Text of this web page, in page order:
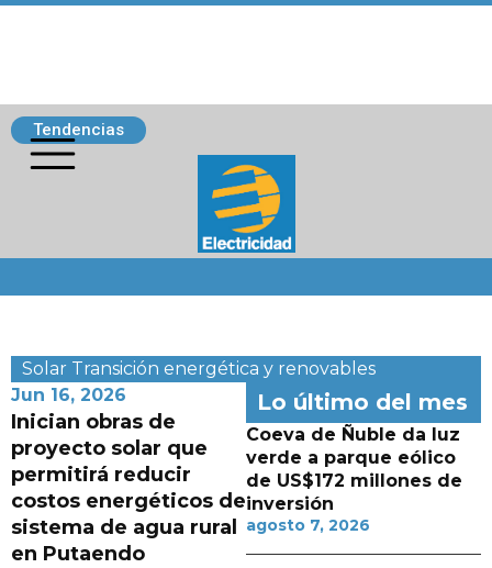
Tendencias
Solar Transición energética y renovables
Jun 16, 2026
Inician obras de
proyecto solar que
permitirá reducir
costos energéticos de
sistema de agua rural
en Putaendo
Lo último del mes
Coeva de Ñuble da luz
verde a parque eólico
de US$172 millones de
inversión
agosto 7, 2026